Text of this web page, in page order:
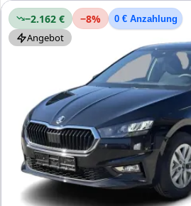
−2.162 € −8% 0 € Anzahlung
Angebot